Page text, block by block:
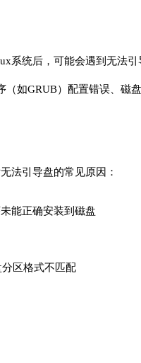
系统后，可能会遇到无法
如GRUB）配置错误、磁
法引导盘的常见原因：
能正确安装到磁盘
分区格式不匹配